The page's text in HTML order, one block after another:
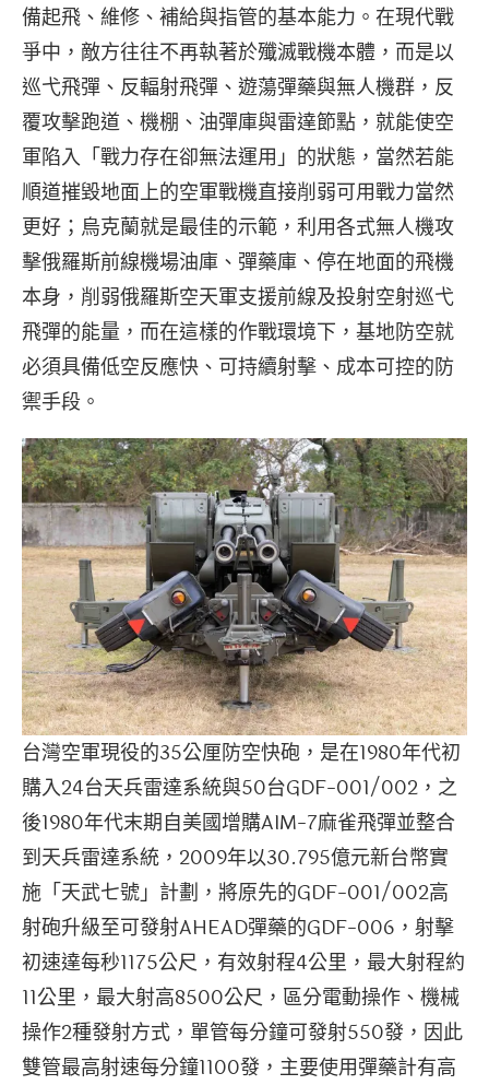
備起飛、維修、補給與指管的基本能力。在現代戰
爭中，敵方往往不再執著於殲滅戰機本體，而是以
巡弋飛彈、反輻射飛彈、遊蕩彈藥與無人機群，反
覆攻擊跑道、機棚、油彈庫與雷達節點，就能使空
軍陷入「戰力存在卻無法運用」的狀態，當然若能
順道摧毀地面上的空軍戰機直接削弱可用戰力當然
更好；烏克蘭就是最佳的示範，利用各式無人機攻
擊俄羅斯前線機場油庫、彈藥庫、停在地面的飛機
本身，削弱俄羅斯空天軍支援前線及投射空射巡弋
飛彈的能量，而在這樣的作戰環境下，基地防空就
必須具備低空反應快、可持續射擊、成本可控的防
禦手段。
台灣空軍現役的35公厘防空快砲，是在1980年代初
購入24台天兵雷達系統與50台GDF-001/002，之
後1980年代末期自美國增購AIM-7麻雀飛彈並整合
到天兵雷達系統，2009年以30.795億元新台幣實
施「天武七號」計劃，將原先的GDF-001/002高
射砲升級至可發射AHEAD彈藥的GDF-006，射擊
初速達每秒1175公尺，有效射程4公里，最大射程約
11公里，最大射高8500公尺，區分電動操作、機械
操作2種發射方式，單管每分鐘可發射550發，因此
雙管最高射速每分鐘1100發，主要使用彈藥計有高